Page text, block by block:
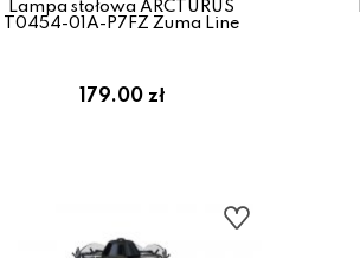
Lampa stołowa ARCTURUS
T0454-01A-P7FZ Zuma Line
179.00 zł